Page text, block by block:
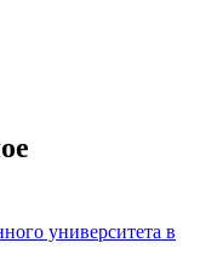
университета в